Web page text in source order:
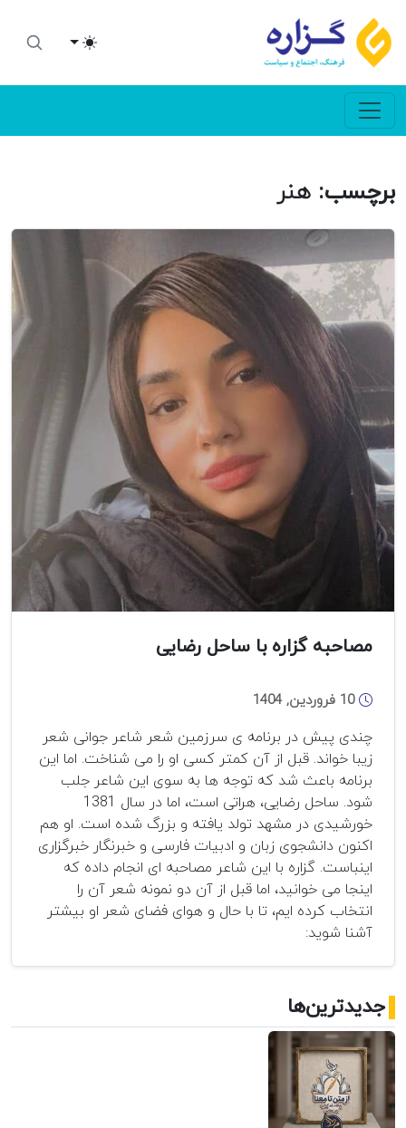
Toggle theme
برچسب: هنر
مصاحبه گزاره با ساحل رضایی
10 فروردین, 1404
چندی پیش در برنامه ی سرزمین شعر شاعر جوانی شعر
زیبا خواند. قبل از آن کمتر کسی او را می شناخت. اما این
برنامه باعث شد که توجه ها به سوی این شاعر جلب
شود. ساحل رضایی، هراتی است، اما در سال 1381
خورشیدی در مشهد تولد یافته و بزرگ شده است. او هم
اکنون دانشجوی زبان و ادبیات فارسی و خبرنگار خبرگزاری
اینباست. گزاره با این شاعر مصاحبه ای انجام داده که
اینجا می خوانید، اما قبل از آن دو نمونه شعر آن را
انتخاب کرده ایم، تا با حال و هوای فضای شعر او بیشتر
آشنا شوید:
جدیدترین‌ها